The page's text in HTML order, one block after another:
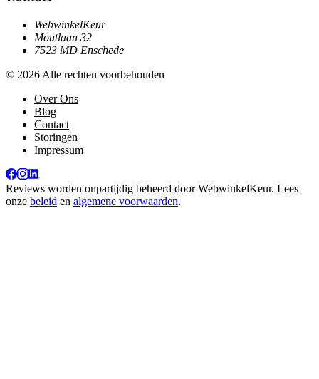
WebwinkelKeur
Moutlaan 32
7523 MD Enschede
© 2026 Alle rechten voorbehouden
Over Ons
Blog
Contact
Storingen
Impressum
Reviews worden onpartijdig beheerd doorWebwinkelKeur. Lees
onze beleid en algemene voorwaarden.